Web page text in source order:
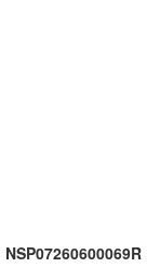
NSP07260600069R